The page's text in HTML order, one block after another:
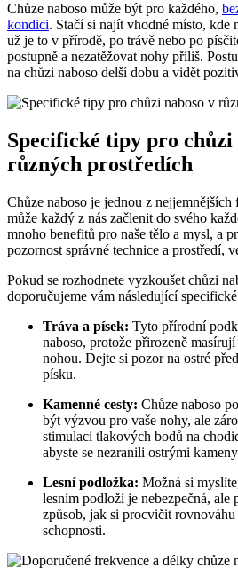
Chůze naboso může být pro každého,
kondici. Stačí si najít vhodné místo, kde
už je to v přírodě, po trávě nebo po
postupně a nezatěžovat nohy příliš.
na chůzi naboso delší dobu a vidět
Specifické tipy pro chůzi
různých prostředích
Chůze naboso je jednou z
může každý z nás začlenit do svého
mnoho benefitů pro naše tělo a mysl, a
pozornost správné technice a prostředí,
Pokud se rozhodnete vyzkoušet chůzi
doporučujeme vám následující
Tráva a písek: Tyto přírodní
naboso, protože přirozeně
nohou. Dejte si pozor na ostré
písku.
Kamenné cesty: Chůze naboso
být výzvou pro vaše nohy, ale
stimulaci tlakových bodů na
abyste se nezranili ostrými
Lesní podložka: Možná si
lesním podloží je nebezpečná, ale
způsob, jak si procvičit
schopnosti.